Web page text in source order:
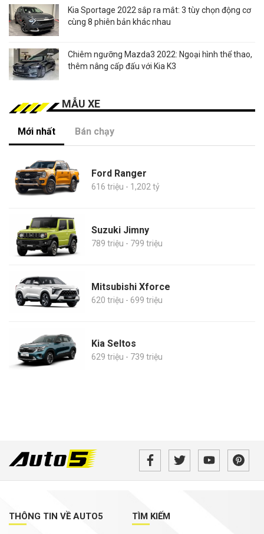
Kia Sportage 2022 sắp ra mắt: 3 tùy chọn động cơ
cùng 8 phiên bản khác nhau
Chiêm ngưỡng Mazda3 2022: Ngoại hình thể thao,
thêm nâng cấp đấu với Kia K3
MẪU XE
Mới nhất Bán chạy
Ford Ranger
616 triệu - 1,202 tỷ
Suzuki Jimny
789 triệu - 799 triệu
Mitsubishi Xforce
620 triệu - 699 triệu
Kia Seltos
629 triệu - 739 triệu
THÔNG TIN VỀ AUTO5 TÌM KIẾM